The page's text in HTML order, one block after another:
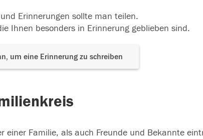
Erinnerungen sollte man teilen.
Ihnen besonders in Erinnerung geblieben sind.
um eine Erinnerung zu schreiben
einer Familie, als auch Freunde und Bekannte